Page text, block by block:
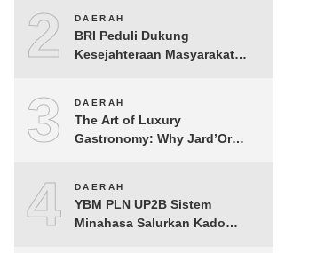
2 DAERAH
BRI Peduli Dukung
Kesejahteraan Masyarakat
3 DAERAH
The Art of Luxury
Gastronomy: Why Jard’Or
4 DAERAH
YBM PLN UP2B Sistem
Minahasa Salurkan Kado